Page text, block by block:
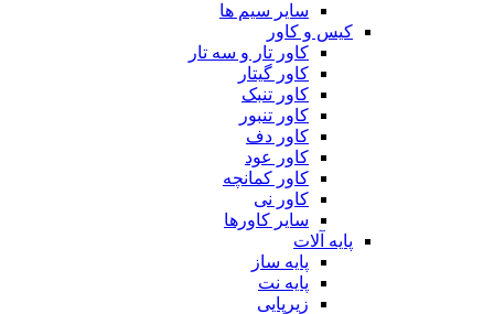
سایر سیم ها
کیس و کاور
کاور تار و سه تار
کاور گیتار
کاور تنبک
کاور تنبور
کاور دف
کاور عود
کاور کمانچه
کاور نی
سایر کاورها
پایه آلات
پایه ساز
پایه نت
زیرپایی